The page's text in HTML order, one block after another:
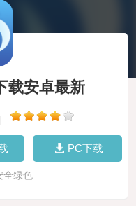
载安卓最新
PC下载
全绿色